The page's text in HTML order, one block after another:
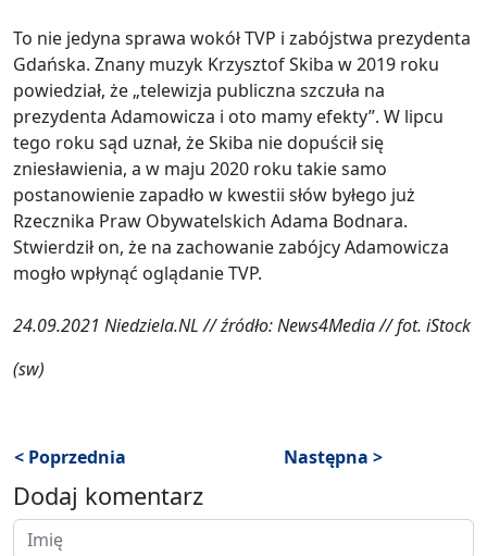
To nie jedyna sprawa wokół TVP i zabójstwa prezydenta
Gdańska. Znany muzyk Krzysztof Skiba w 2019 roku
powiedział, że „telewizja publiczna szczuła na
prezydenta Adamowicza i oto mamy efekty”. W lipcu
tego roku sąd uznał, że Skiba nie dopuścił się
zniesławienia, a w maju 2020 roku takie samo
postanowienie zapadło w kwestii słów byłego już
Rzecznika Praw Obywatelskich Adama Bodnara.
Stwierdził on, że na zachowanie zabójcy Adamowicza
mogło wpłynąć oglądanie TVP.
24.09.2021 Niedziela.NL // źródło: News4Media // fot. iStock
(sw)
< Poprzednia Następna >
Dodaj komentarz